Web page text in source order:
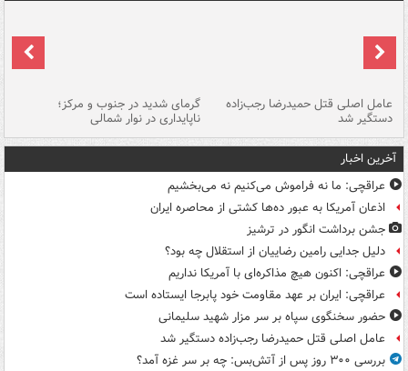
عامل اصلی قتل حمیدرضا رجب‌زاده
دستگیر شد
گرمای شدید در جنوب و مرکز؛
ناپایداری در نوار شمالی
آخرین اخبار
عراقچی: ما نه فراموش می‌کنیم نه می‌بخشیم
اذعان آمریکا به عبور ده‌ها کشتی از محاصره ایران
جشن برداشت انگور در ترشیز
دلیل جدایی رامین رضاییان از استقلال چه بود؟
عراقچی: اکنون هیچ مذاکره‌ای با آمریکا نداریم
عراقچی: ایران بر عهد مقاومت خود پابرجا ایستاده است
حضور سخنگوی سپاه بر سر مزار شهید سلیمانی
عامل اصلی قتل حمیدرضا رجب‌زاده دستگیر شد
بررسی ۳۰۰ روز پس از آتش‌بس: چه بر سر غزه آمد؟